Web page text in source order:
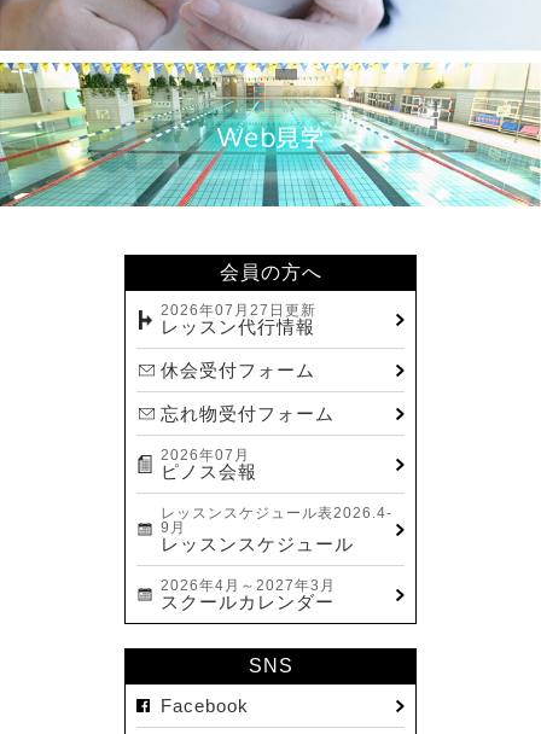
2024.07(20)
2024.06(29)
2024.05(22)
2024.04(20)
2024.03(16)
2023.04(15)
会員の方へ
2026年07月27日更新
レッスン代行情報
休会受付フォーム
忘れ物受付フォーム
2026年07月
ピノス会報
レッスンスケジュール表2026.4-
9月
レッスンスケジュール
2026年4月～2027年3月
スクールカレンダー
SNS
Facebook